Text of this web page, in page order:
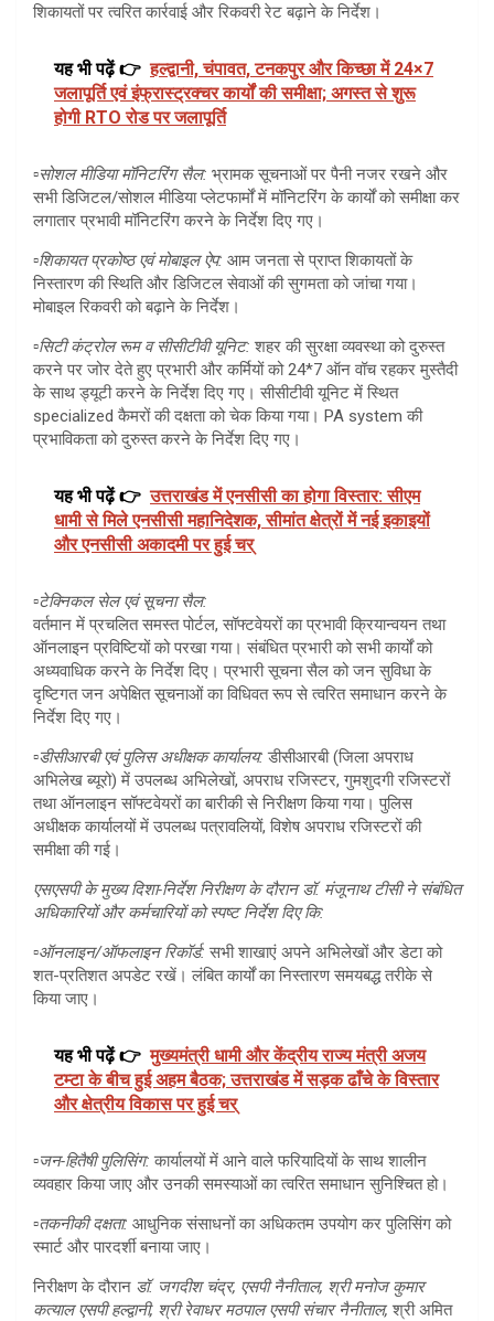
शिकायतों पर त्वरित कार्रवाई और रिकवरी रेट बढ़ाने के निर्देश।
यह भी पढ़ें 👉 हल्द्वानी, चंपावत, टनकपुर और किच्छा में 24×7
जलापूर्ति एवं इंफ्रास्ट्रक्चर कार्यों की समीक्षा; अगस्त से शुरू
होगी RTO रोड पर जलापूर्ति
▫️सोशल मीडिया मॉनिटरिंग सैल: भ्रामक सूचनाओं पर पैनी नजर रखने और
सभी डिजिटल/सोशल मीडिया प्लेटफार्मों में मॉनिटरिंग के कार्यों को समीक्षा कर
लगातार प्रभावी मॉनिटरिंग करने के निर्देश दिए गए।
▫️शिकायत प्रकोष्ठ एवं मोबाइल ऐप: आम जनता से प्राप्त शिकायतों के
निस्तारण की स्थिति और डिजिटल सेवाओं की सुगमता को जांचा गया।
मोबाइल रिकवरी को बढ़ाने के निर्देश।
▫️सिटी कंट्रोल रूम व सीसीटीवी यूनिट: शहर की सुरक्षा व्यवस्था को दुरुस्त
करने पर जोर देते हुए प्रभारी और कर्मियों को 24*7 ऑन वॉच रहकर मुस्तैदी
के साथ ड्यूटी करने के निर्देश दिए गए। सीसीटीवी यूनिट में स्थित
specialized कैमरों की दक्षता को चेक किया गया। PA system की
प्रभाविकता को दुरुस्त करने के निर्देश दिए गए।
यह भी पढ़ें 👉 उत्तराखंड में एनसीसी का होगा विस्तार: सीएम
धामी से मिले एनसीसी महानिदेशक, सीमांत क्षेत्रों में नई इकाइयों
और एनसीसी अकादमी पर हुई चर्
▫️टेक्निकल सेल एवं सूचना सैल:
वर्तमान में प्रचलित समस्त पोर्टल, सॉफ्टवेयरों का प्रभावी क्रियान्वयन तथा
ऑनलाइन प्रविष्टियों को परखा गया। संबंधित प्रभारी को सभी कार्यों को
अध्यवाधिक करने के निर्देश दिए। प्रभारी सूचना सैल को जन सुविधा के
दृष्टिगत जन अपेक्षित सूचनाओं का विधिवत रूप से त्वरित समाधान करने के
निर्देश दिए गए।
▫️डीसीआरबी एवं पुलिस अधीक्षक कार्यालय: डीसीआरबी (जिला अपराध
अभिलेख ब्यूरो) में उपलब्ध अभिलेखों, अपराध रजिस्टर, गुमशुदगी रजिस्टरों
तथा ऑनलाइन सॉफ्टवेयरों का बारीकी से निरीक्षण किया गया। पुलिस
अधीक्षक कार्यालयों में उपलब्ध पत्रावलियों, विशेष अपराध रजिस्टरों की
समीक्षा की गई।
एसएसपी के मुख्य दिशा-निर्देश निरीक्षण के दौरान डॉ. मंजूनाथ टीसी ने संबंधित
अधिकारियों और कर्मचारियों को स्पष्ट निर्देश दिए कि:
▫️ऑनलाइन/ऑफलाइन रिकॉर्ड: सभी शाखाएं अपने अभिलेखों और डेटा को
शत-प्रतिशत अपडेट रखें। लंबित कार्यों का निस्तारण समयबद्ध तरीके से
किया जाए।
यह भी पढ़ें 👉 मुख्यमंत्री धामी और केंद्रीय राज्य मंत्री अजय
टम्टा के बीच हुई अहम बैठक; उत्तराखंड में सड़क ढाँचे के विस्तार
और क्षेत्रीय विकास पर हुई चर्
▫️जन-हितैषी पुलिसिंग: कार्यालयों में आने वाले फरियादियों के साथ शालीन
व्यवहार किया जाए और उनकी समस्याओं का त्वरित समाधान सुनिश्चित हो।
▫️तकनीकी दक्षता: आधुनिक संसाधनों का अधिकतम उपयोग कर पुलिसिंग को
स्मार्ट और पारदर्शी बनाया जाए।
निरीक्षण के दौरान डॉ. जगदीश चंद्र, एसपी नैनीताल, श्री मनोज कुमार
कत्याल एसपी हल्द्वानी, श्री रेवाधर मठपाल एसपी संचार नैनीताल, श्री अमित